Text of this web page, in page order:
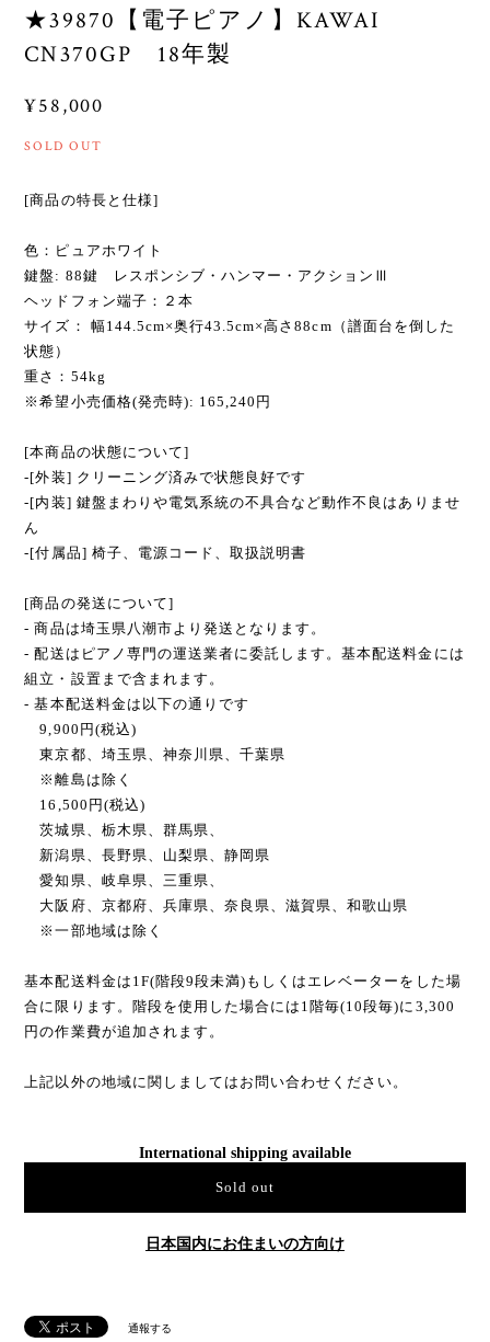
★39870【電子ピアノ】KAWAI
CN370GP 18年製
¥58,000
SOLD OUT
[商品の特長と仕様]
色：ピュアホワイト
鍵盤: 88鍵 レスポンシブ・ハンマー・アクションⅢ
ヘッドフォン端子：２本
サイズ： 幅144.5cm×奥行43.5cm×高さ88cm（譜面台を倒した
状態）
重さ：54kg
※希望小売価格(発売時): 165,240円
[本商品の状態について]
-[外装] クリーニング済みで状態良好です
-[内装] 鍵盤まわりや電気系統の不具合など動作不良はありませ
ん
-[付属品] 椅子、電源コード、取扱説明書
[商品の発送について]
- 商品は埼玉県八潮市より発送となります。
- 配送はピアノ専門の運送業者に委託します。基本配送料金には
組立・設置まで含まれます。
- 基本配送料金は以下の通りです
9,900円(税込)
東京都、埼玉県、神奈川県、千葉県
※離島は除く
16,500円(税込)
茨城県、栃木県、群馬県、
新潟県、長野県、山梨県、静岡県
愛知県、岐阜県、三重県、
大阪府、京都府、兵庫県、奈良県、滋賀県、和歌山県
※一部地域は除く
基本配送料金は1F(階段9段未満)もしくはエレベーターをした場
合に限ります。階段を使用した場合には1階毎(10段毎)に3,300
円の作業費が追加されます。
上記以外の地域に関しましてはお問い合わせください。
International shipping available
Sold out
日本国内にお住まいの方向け
通報する